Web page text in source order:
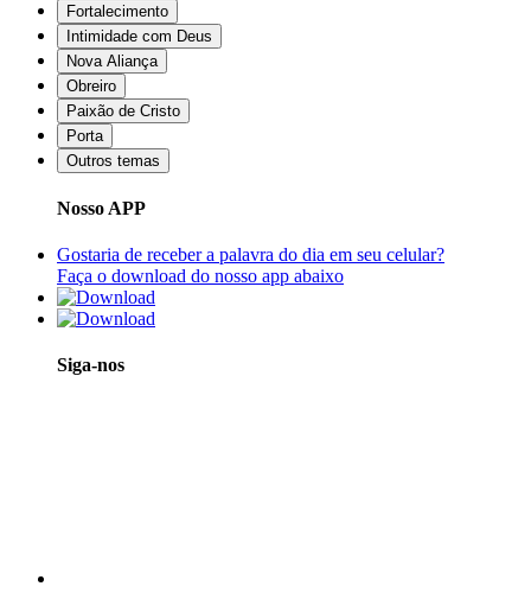
Fortalecimento
Intimidade com Deus
Nova Aliança
Obreiro
Paixão de Cristo
Porta
Outros temas
Nosso APP
Gostaria de receber a palavra do dia em seu celular?
Faça o download do nosso app abaixo
Siga-nos